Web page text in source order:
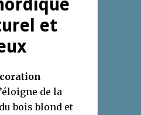
et
de la
bois blond et